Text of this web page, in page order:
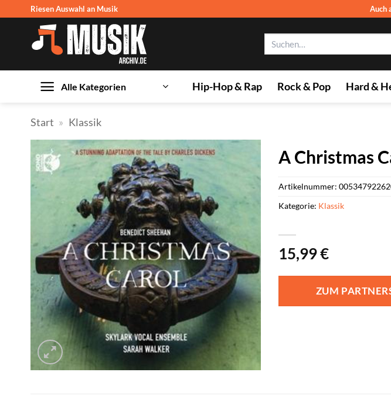
springen
Riesen Auswahl an Musik Auch
Alle Kategorien Hip-Hop & Rap Rock & Pop Hard &
Start » Klassik
A Christmas
15,99€
ZUM
Artikelnummer:
Kategorie: Klassik